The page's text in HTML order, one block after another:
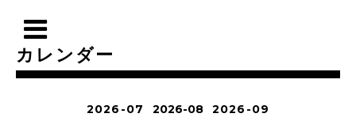
カレンダー
2026-07 2026-08 2026-09